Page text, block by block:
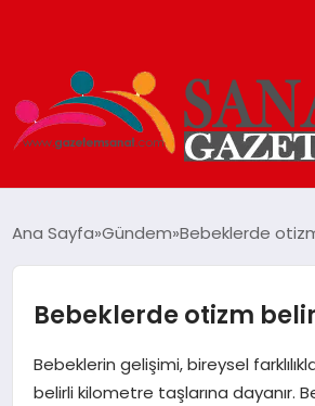
TEKNOLOJI
SIYASET
SPOR
Ana Sayfa Gündem Bebeklerde
Bebeklerde otizm
Bebeklerin gelişimi, bireysel
belirli kilometre taşlarına dayanır.